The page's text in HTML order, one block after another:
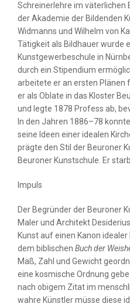
Schreinerlehre im väterlichen
der Akademie der Bildenden
Widmanns und Wilhelm von
Tätigkeit als Bildhauer wurde
Kunstgewerbeschule in
durch ein Stipendium
arbeitete er an ersten Plänen
er als Oblate in das Kloster
und legte 1878 Profess ab,
In den Jahren 1886–78
seine Ideen einer idealen
prägte den Stil der Beuroner
Beuroner Kunstschule. Er
Impuls
Der Begründer der Beuroner
Maler und Architekt
Kunst auf einen Kanon
dem biblischen Buch der
Maß, Zahl und Gewicht
eine kosmische Ordnung
nach obigem Zitat im
wahre Künstler müsse diese